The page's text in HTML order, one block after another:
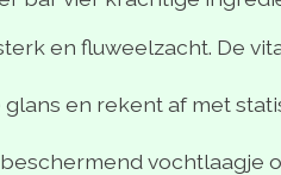
en fluweelzacht. De
en rekent af met
vochtlaagje